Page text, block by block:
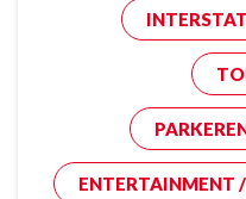
ENTERTAINMENT